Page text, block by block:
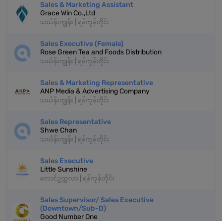
Sales & Marketing Assistant
Grace Win Co.,Ltd
သင်္ဃန်းကျွန်း | ရန်ကုန်တိုင်း
Sales Executive (Female)
Rose Green Tea and Foods Distribution
သင်္ဃန်းကျွန်း | ရန်ကုန်တိုင်း
Sales & Marketing Representative
ANP Media & Advertising Company
သင်္ဃန်းကျွန်း | ရန်ကုန်တိုင်း
Sales Representative
Shwe Chan
သင်္ဃန်းကျွန်း | ရန်ကုန်တိုင်း
Sales Executive
Little Sunshine
တောင်ဥက္ကလာ | ရန်ကုန်တိုင်း
Sales Supervisor/ Sales Executive
(Downtown/Sub-D)
Good Number One